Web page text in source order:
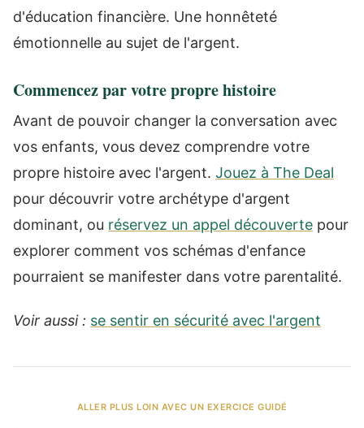
d'éducation financière. Une honnêteté
émotionnelle au sujet de l'argent.
Commencez par votre propre histoire
Avant de pouvoir changer la conversation avec
vos enfants, vous devez comprendre votre
propre histoire avec l'argent. Jouez à The Deal
pour découvrir votre archétype d'argent
dominant, ou réservez un appel découverte pour
explorer comment vos schémas d'enfance
pourraient se manifester dans votre parentalité.
Voir aussi : se sentir en sécurité avec l'argent
ALLER PLUS LOIN AVEC UN EXERCICE GUIDÉ